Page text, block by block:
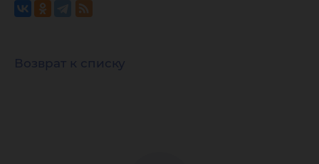
Возврат к списку